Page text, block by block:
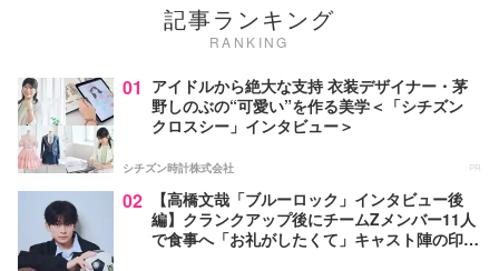
記事ランキング
RANKING
01 アイドルから絶大な支持 衣装デザイナー・茅
野しのぶの“可愛い”を作る美学＜「シチズン
クロスシー」インタビュー＞
シチズン時計株式会社 PR
02
【高橋文哉「ブルーロック」インタビュー後
編】クランクアップ後にチームZメンバー11人
で食事へ「お礼がしたくて」キャスト陣の印象